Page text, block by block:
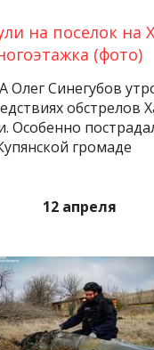
на поселок на
(фото)
Олег Синегубов
обстрелов
Особенно
громаде
12 апреля